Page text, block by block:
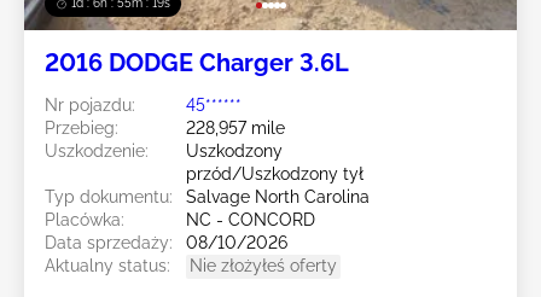
1d : 6h : 55m : 16s
2016 DODGE Charger 3.6L
Nr pojazdu:
45******
Przebieg:
228,957 mile
Uszkodzenie:
Uszkodzony
przód/Uszkodzony tył
Typ dokumentu:
Salvage North Carolina
Placówka:
NC - CONCORD
Data sprzedaży:
08/10/2026
Aktualny status:
Nie złożyłeś oferty